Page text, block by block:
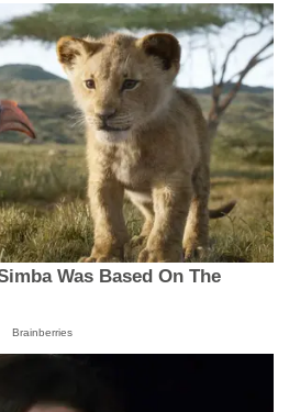
Was Based On The
Brainberries